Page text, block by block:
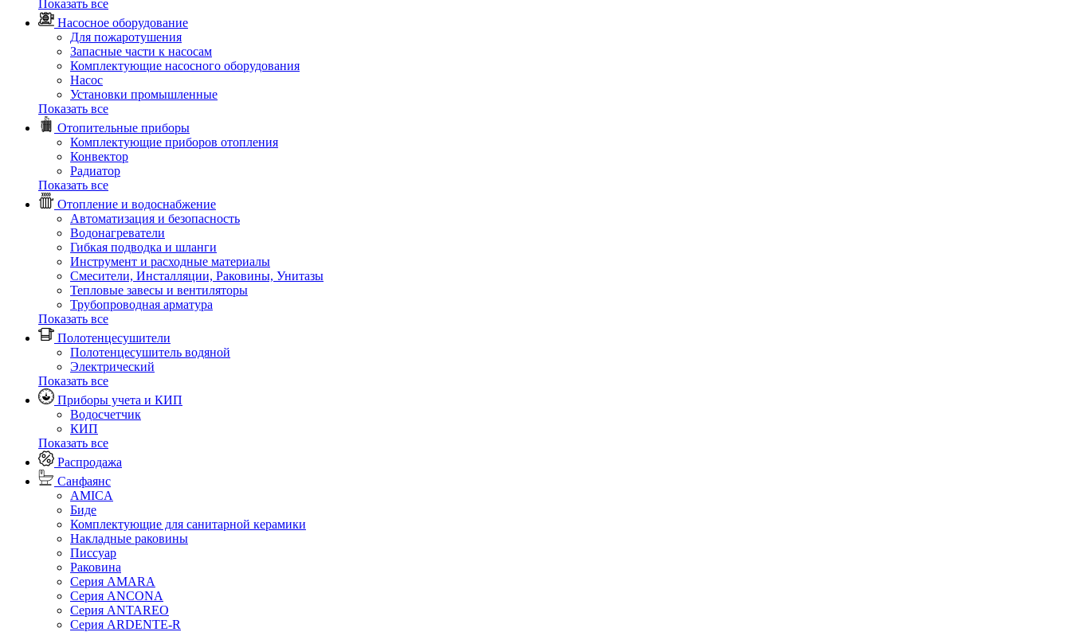
Показать все
Насосное оборудование
Для пожаротушения
Запасные части к насосам
Комплектующие насосного оборудования
Насос
Установки промышленные
Показать все
Отопительные приборы
Комплектующие приборов отопления
Конвектор
Радиатор
Показать все
Отопление и водоснабжение
Автоматизация и безопасность
Водонагреватели
Гибкая подводка и шланги
Инструмент и расходные материалы
Смесители, Инсталляции, Раковины, Унитазы
Тепловые завесы и вентиляторы
Трубопроводная арматура
Показать все
Полотенцесушители
Полотенцесушитель водяной
Электрический
Показать все
Приборы учета и КИП
Водосчетчик
КИП
Показать все
Распродажа
Санфаянс
AMICA
Биде
Комплектующие для санитарной керамики
Накладные раковины
Писсуар
Раковина
Серия AMARA
Серия ANCONA
Серия ANTAREO
Серия ARDENTE-R